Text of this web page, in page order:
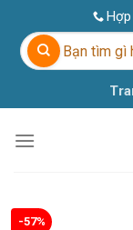
content
Tìm
kiếm:
-57%